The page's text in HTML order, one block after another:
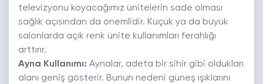
televizyonu koyacağımız ünitelerin sade olması
sağlık açısından da önemlidir. Küçük ya da büyük
salonlarda açık renk ünite kullanımları ferahlığı
arttırır.
Ayna Kullanımı: Aynalar, adeta bir sihir gibi oldukları
alanı geniş gösterir. Bunun nedeni güneş ışıklarını